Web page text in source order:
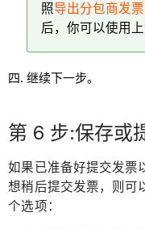
照导出分包商发票
后，你可以使用
继续下一步。
第 6 步:保存或
如果已准备好提交发票
想稍后提交发票，则可
个选项：